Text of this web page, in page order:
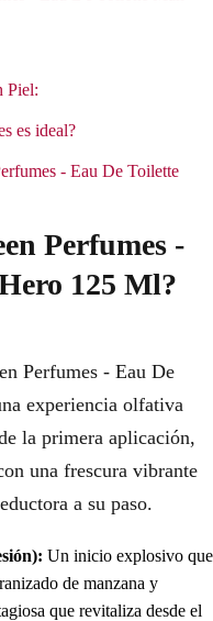
Piel:
es ideal?
- Eau De Toilette
Perfumes -
125 Ml?
Perfumes - Eau De
experiencia olfativa
la primera aplicación,
una frescura vibrante
a su paso.
Un inicio explosivo que
de manzana y
que revitaliza desde el